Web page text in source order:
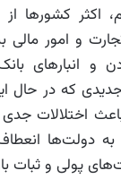
اکثر کشورها از
و امور مالی
و انبارهای
که در حال
اختلالات جدی
دولت‌ها
پولی و ثبات